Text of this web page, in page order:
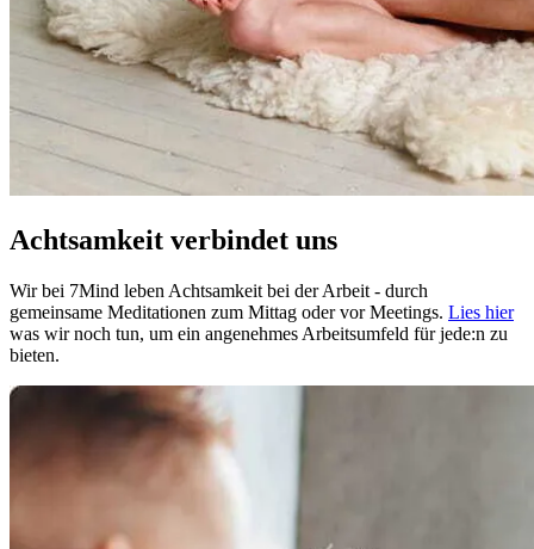
Achtsamkeit verbindet uns
Wir bei 7Mind leben Achtsamkeit bei der Arbeit - durch
gemeinsame Meditationen zum Mittag oder vor Meetings. Lies hier
was wir noch tun, um ein angenehmes Arbeitsumfeld für jede:n zu
bieten.